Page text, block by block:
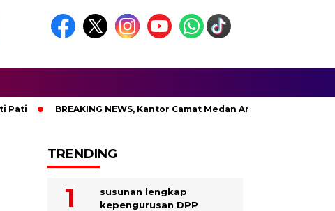
BREAKING NEWS, Kantor Camat Medan Area Dilahap Sijago Merah
TRENDING
susunan lengkap
kepengurusan DPP